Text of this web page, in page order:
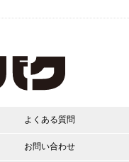
よくある質問
お問い合わせ